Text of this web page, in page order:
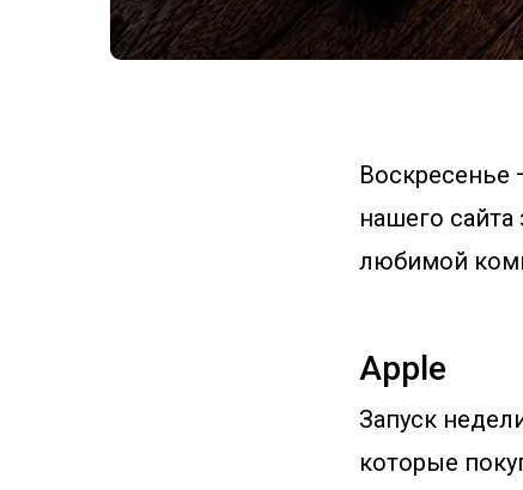
Воскресенье
нашего
любимой
Apple
Запуск
которые